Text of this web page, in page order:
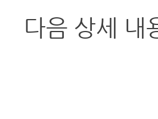
다음 상세 내